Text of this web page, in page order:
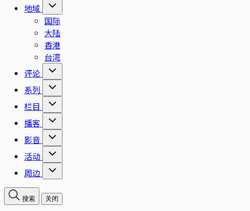
地域
国际
大陆
香港
台湾
评论
系列
栏目
播客
影音
活动
周边
搜索 关闭